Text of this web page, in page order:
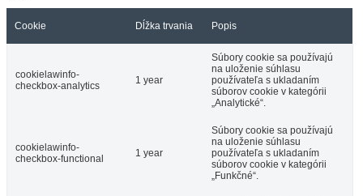
Cookie Dĺžka trvania Popis
cookielawinfo-
checkbox-analytics
1 year
Súbory cookie sa používajú
na uloženie súhlasu
používateľa s ukladaním
súborov cookie v kategórii
„Analytické“.
cookielawinfo-
checkbox-functional
1 year
Súbory cookie sa používajú
na uloženie súhlasu
používateľa s ukladaním
súborov cookie v kategórii
„Funkčné“.